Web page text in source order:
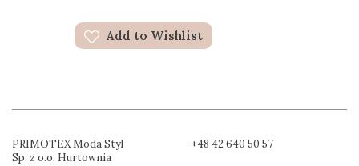
Add to Wishlist
PRIMOTEX Moda Styl
Sp. z o.o. Hurtownia
+48 42 640 50 57